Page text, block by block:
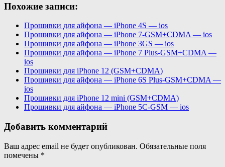
Похожие записи:
Прошивки для айфона — iPhone 4S — ios
Прошивки для айфона — iPhone 7-GSM+CDMA — ios
Прошивки для айфона — iPhone 3GS — ios
Прошивки для айфона — iPhone 7 Plus-GSM+CDMA —
ios
Прошивки для iPhone 12 (GSM+CDMA)
Прошивки для айфона — iPhone 6S Plus-GSM+CDMA —
ios
Прошивки для iPhone 12 mini (GSM+CDMA)
Прошивки для айфона — iPhone 5C-GSM — ios
Добавить комментарий
Ваш адрес email не будет опубликован. Обязательные поля
помечены *